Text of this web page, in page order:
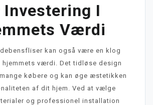
Investering I
Værdi
kan også være en klog
hjemmets værdi. Det tidløse design
købere og kan øge æstetikken
af dit hjem. Ved at vælge
og professionel installation